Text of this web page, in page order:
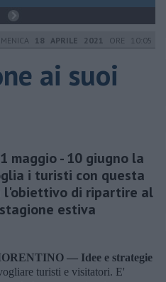
18 APRILE 2021 ORE 10:05
ai suoi
maggio - 10 giugno la
i turisti con questa
l'obiettivo di ripartire al
estiva
— Idee e strategie
turisti e visitatori. E'